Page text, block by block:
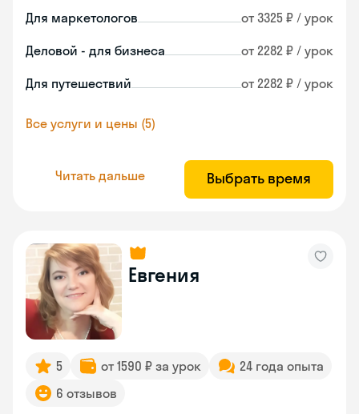
Для маркетологов от 3325 ₽ / урок
Деловой - для бизнеса от 2282 ₽ / урок
Для путешествий от 2282 ₽ / урок
Все услуги и цены (5)
Читать дальше Выбрать время
Евгения
5 от 1590 ₽ за урок
24 года опыта
6 отзывов